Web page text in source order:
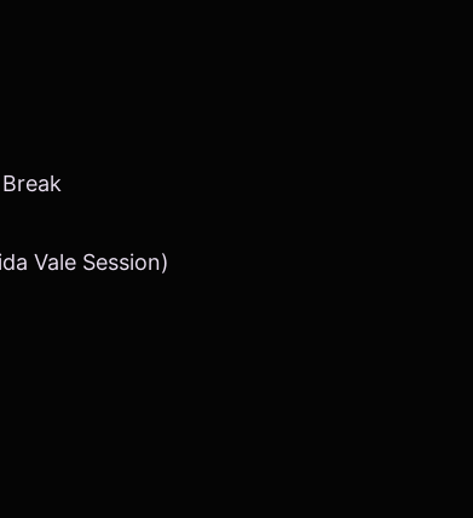
Vale Session)